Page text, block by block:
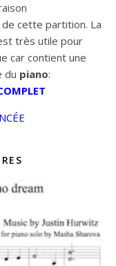
cette partition. La
très utile pour
car contient une
du piano: